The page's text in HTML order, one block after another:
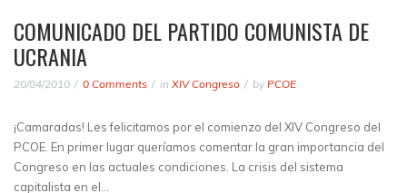
COMUNICADO DEL PARTIDO COMUNISTA DE
UCRANIA
20/04/2010 0 Comments in XIV Congreso by PCOE
¡Camaradas! Les felicitamos por el comienzo del XIV Congreso del
PCOE. En primer lugar queríamos comentar la gran importancia del
Congreso en las actuales condiciones. La crisis del sistema
capitalista en el…